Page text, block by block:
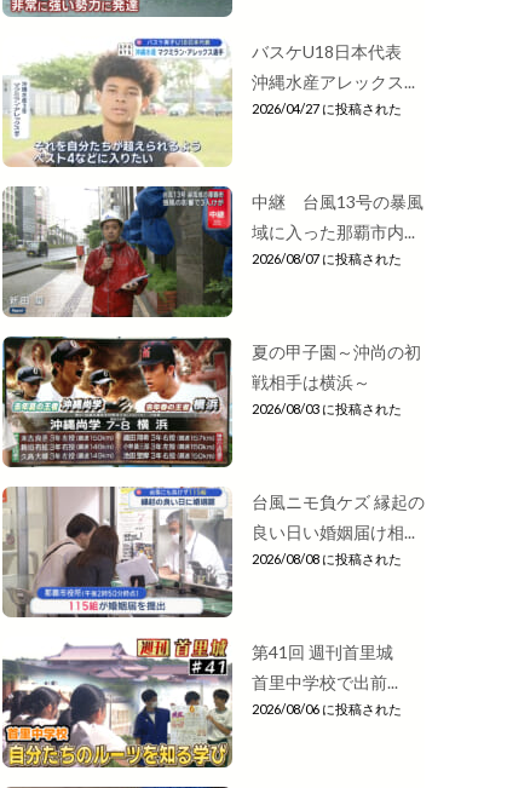
バスケU18日本代表
沖縄水産アレックス...
2026/04/27 に投稿された
中継 台風13号の暴風
域に入った那覇市内...
2026/08/07 に投稿された
夏の甲子園～沖尚の初
戦相手は横浜～
2026/08/03 に投稿された
台風ニモ負ケズ 縁起の
良い日い婚姻届け相...
2026/08/08 に投稿された
第41回 週刊首里城
首里中学校で出前...
2026/08/06 に投稿された